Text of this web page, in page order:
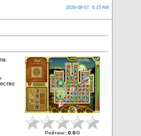
2026-08-07, 6:15 AM
Рейтинг: 0.0/0